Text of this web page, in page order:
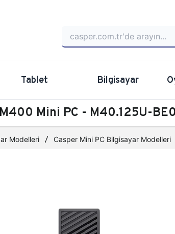
Tablet Bilgisayar
Mini PC - M40.125U-
Modelleri Casper Mini PC Bilgisayar Modelleri